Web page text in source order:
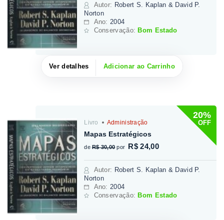
Autor: Robert S. Kaplan & David P.
Norton
Ano: 2004
Conservação:Bom Estado
Ver detalhes Adicionar ao Carrinho
20%
OFF
Livro Administração
Mapas Estratégicos
de R$ 30,00 por R$ 24,00
Autor: Robert S. Kaplan & David P.
Norton
Ano: 2004
Conservação: Bom Estado